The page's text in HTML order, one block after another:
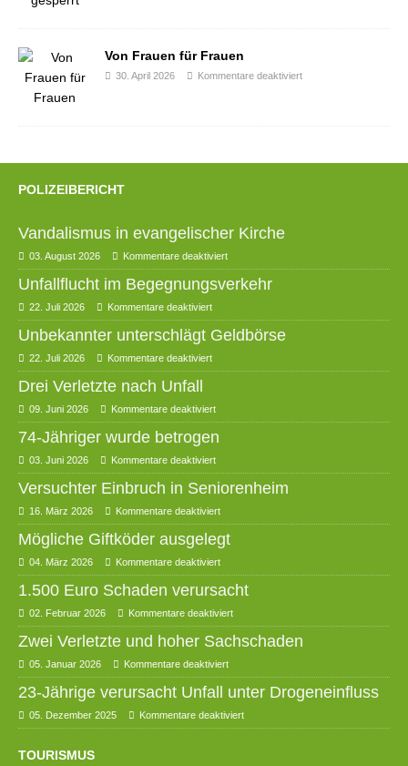
Von Frauen für Frauen
30. April 2026 Kommentare deaktiviert
POLIZEIBERICHT
Vandalismus in evangelischer Kirche
03. August 2026 Kommentare deaktiviert
Unfallflucht im Begegnungsverkehr
22. Juli 2026 Kommentare deaktiviert
Unbekannter unterschlägt Geldbörse
22. Juli 2026 Kommentare deaktiviert
Drei Verletzte nach Unfall
09. Juni 2026 Kommentare deaktiviert
74-Jähriger wurde betrogen
03. Juni 2026 Kommentare deaktiviert
Versuchter Einbruch in Seniorenheim
16. März 2026 Kommentare deaktiviert
Mögliche Giftköder ausgelegt
04. März 2026 Kommentare deaktiviert
1.500 Euro Schaden verursacht
02. Februar 2026 Kommentare deaktiviert
Zwei Verletzte und hoher Sachschaden
05. Januar 2026 Kommentare deaktiviert
23-Jährige verursacht Unfall unter Drogeneinfluss
05. Dezember 2025 Kommentare deaktiviert
TOURISMUS